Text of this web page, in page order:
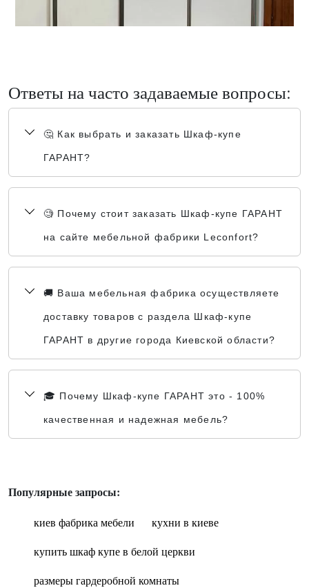
Ответы на часто задаваемые вопросы:
🤔 Как выбрать и заказать Шкаф-купе
ГАРАНТ?
🧐 Почему стоит заказать Шкаф-купе ГАРАНТ
на сайте мебельной фабрики Leconfort?
🚚 Ваша мебельная фабрика осуществляете
доставку товаров с раздела Шкаф-купе
ГАРАНТ в другие города Киевской области?
🎓 Почему Шкаф-купе ГАРАНТ это - 100%
качественная и надежная мебель?
Популярные запросы:
киев фабрика мебели
кухни в киеве
купить шкаф купе в белой церкви
размеры гардеробной комнаты